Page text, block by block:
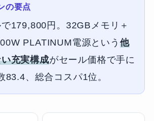
の要点
179,800円。32GBメモリ＋
PLATINUM電源という 他
充実構成がセール価格で手に
83.4、総合コスパ1位。